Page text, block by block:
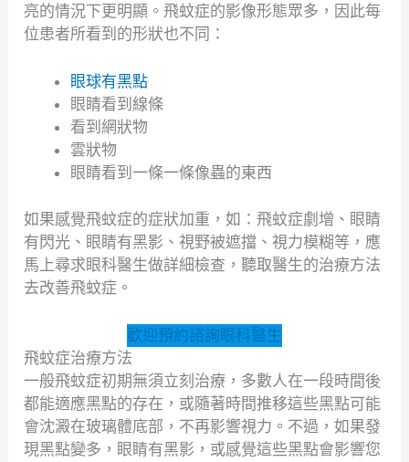
亮的情況下更明顯。飛蚊症的影像形態眾多，因此每
位患者所看到的形狀也不同：
眼球有黑點
眼睛看到線條
看到網狀物
雲狀物
眼睛看到一條一條像蟲的東西
如果感覺飛蚊症的症狀加重，如：飛蚊症劇增、眼睛
有閃光、眼睛有黑影、視野被遮擋、視力模糊等，應
馬上尋求眼科醫生做詳細檢查，聽取醫生的治療方法
去改善飛蚊症。
歡迎預約諮詢眼科醫生
飛蚊症治療方法
一般飛蚊症初期無須立刻治療，多數人在一段時間後
都能適應黑點的存在，或隨著時間推移這些黑點可能
會沈澱在玻璃體底部，不再影響視力。不過，如果發
現黑點變多，眼睛有黑影，或感覺這些黑點會影響您